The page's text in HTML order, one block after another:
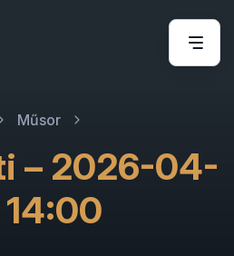
Műsor
– 2026-04-
14:00